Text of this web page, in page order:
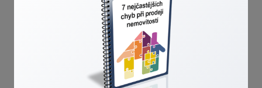
Záleží mi na odvedení špičkové práce a na
spokojenosti klienta. A dbám na svém dobrém jménu a
pověsti. Za mě pak hovoří reference spokojených
Pokud jste dočetli až sem, máte můj obdiv a děkuji
Vám. Pokud Vás cokoliv dalšího zajímá, neváhejte mě